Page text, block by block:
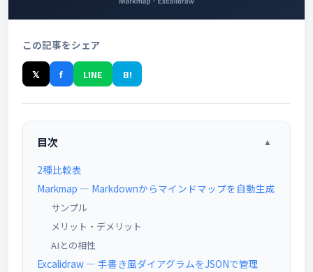
この記事をシェア
𝕏 f LINE B!
目次 ▲
2種比較表
Markmap — Markdownからマインドマップを自動生成
サンプル
メリット・デメリット
AIとの相性
Excalidraw — 手書き風ダイアグラムをJSONで管理